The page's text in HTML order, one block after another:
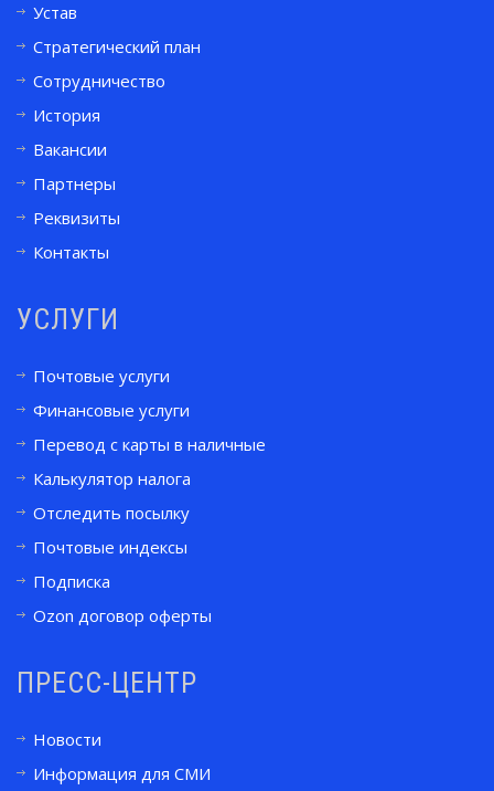
Устав
Стратегический план
Сотрудничество
История
Вакансии
Партнеры
Реквизиты
Контакты
УСЛУГИ
Почтовые услуги
Финансовые услуги
Перевод с карты в наличные
Калькулятор налога
Отследить посылку
Почтовые индексы
Подписка
Ozon договор оферты
ПРЕСС-ЦЕНТР
Новости
Информация для СМИ